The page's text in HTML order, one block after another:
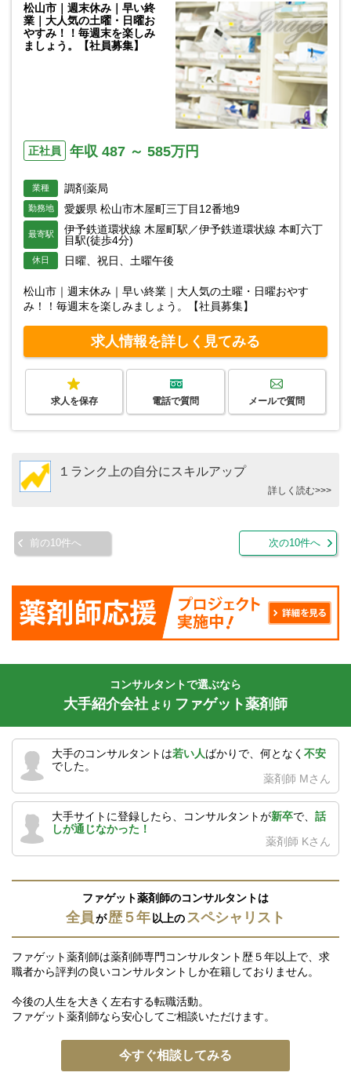
松山市｜週末休み｜早い終
業｜大人気の土曜・日曜お
やすみ！！毎週末を楽しみ
ましょう。【社員募集】
正社員 年収 487 ～ 585万円
業種 調剤薬局
勤務地 愛媛県 松山市木屋町三丁目12番地9
最寄駅
伊予鉄道環状線 木屋町駅／伊予鉄道環状線 本町六丁
目駅(徒歩4分)
休日 日曜、祝日、土曜午後
松山市｜週末休み｜早い終業｜大人気の土曜・日曜おやす
み！！毎週末を楽しみましょう。【社員募集】
求人情報を詳しく見てみる
求人を保存 電話で質問 メールで質問
１ランク上の自分にスキルアップ
詳しく読む>>>
前の10件へ 次の10件へ
コンサルタントで選ぶなら
大手紹介会社 より ファゲット薬剤師
大手のコンサルタントは若い人ばかりで、何となく 不安
でした。
薬剤師 Mさん
大手サイトに登録したら、コンサルタントが新卒で、 話
しが通じなかった！
薬剤師 Kさん
ファゲット薬剤師のコンサルタントは
全員が歴５年以上のスペシャリスト
ファゲット薬剤師は薬剤師専門コンサルタント歴５年以上で、求
職者から評判の良いコンサルタントしか在籍しておりません。
今後の人生を大きく左右する転職活動。
ファゲット薬剤師なら安心してご相談いただけます。
今すぐ相談してみる